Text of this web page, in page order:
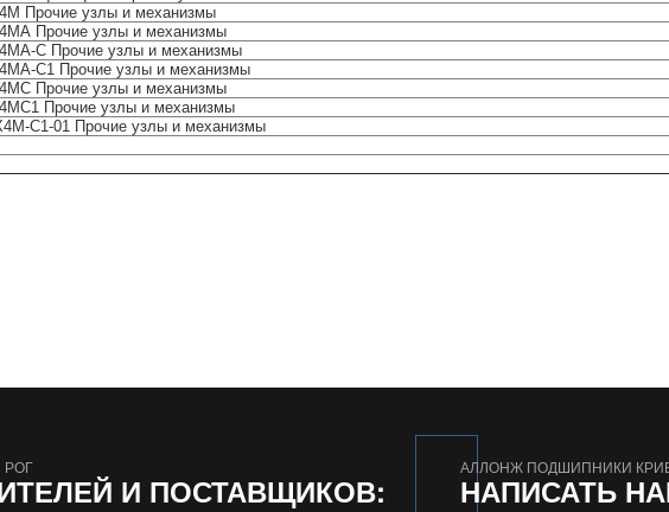
Прочие узлы и механизмы
Прочие узлы и механизмы
С Прочие узлы и механизмы
С1 Прочие узлы и механизмы
Прочие узлы и механизмы
Прочие узлы и механизмы
С1-01 Прочие узлы и механизмы
И ПОСТАВЩИКОВ:
АЛЛОНЖ ПОДШИПНИКИ
НАПИСАТЬ